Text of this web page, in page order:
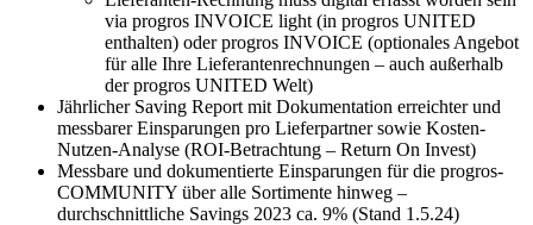
via progros INVOICE light (in progros UNITED
enthalten) oder progros INVOICE (optionales Angebot
für alle Ihre Lieferantenrechnungen – auch außerhalb
der progros UNITED Welt)
Jährlicher Saving Report mit Dokumentation erreichter und
messbarer Einsparungen pro Lieferpartner sowie Kosten-
Nutzen-Analyse (ROI-Betrachtung – Return On Invest)
Messbare und dokumentierte Einsparungen für die progros-
COMMUNITY über alle Sortimente hinweg –
durchschnittliche Savings 2023 ca. 9% (Stand 1.5.24)